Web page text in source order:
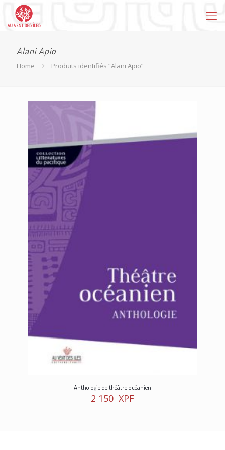
Alani Apio
Home Produits identifiés “Alani Apio”
Anthologie de théâtre océanien
2 150 XPF